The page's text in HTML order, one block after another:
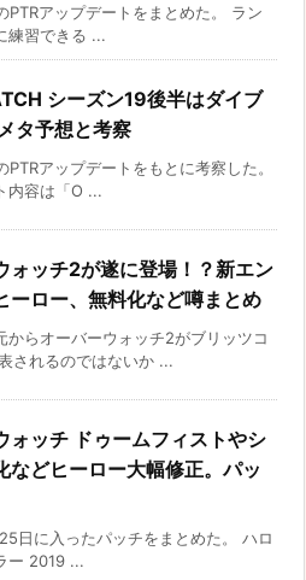
PTRアップデートをまとめた。 ラン
練習できる ...
シーズン19後半はダイブ
タ予想と考察
PTRアップデートをもとに考察した。
内容は「O ...
ォッチ2が遂に登場！？新エン
ーロー、無料化など噂まとめ
からオーバーウォッチ2がブリッツコ
されるのではないか ...
ォッチ ドゥームフィストやシ
などヒーロー大幅修正。パッ
日に入ったパッチをまとめた。 ハロ
ー 2019 ...